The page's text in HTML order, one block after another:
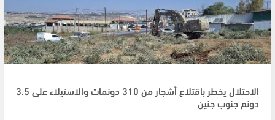
الاحتلال يخطر باقتلاع أشجار من 310 دونمات والاستيلاء على 3.5
دونم جنوب جنين